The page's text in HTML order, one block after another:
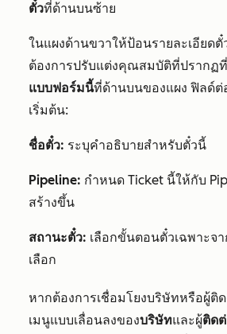
ตั๋วที่ด้านบนซ้าย
ในแผงด้านขวาให้ป้อนรายละเอีย
ต้องการปรับแต่งคุณสมบัติที่ปรากฏ
แบบฟอร์มนี้ที่ด้านบนของแผง ฟิลด์ต่
เริ่มต้น:
ชื่อตั๋ว: ระบุคำอธิบายสำหรับตั๋วนี้
Pipeline: กำหนด Ticket นี้ให้กับ
สร้างขึ้น
สถานะตั๋ว: เลือกขั้นตอนตั๋วเฉพาะจ
เลือก
หากต้องการเชื่อมโยงบริษัทหรือผู้ติ
เมนูแบบเลื่อนลงของบริษัทและผู้ติด